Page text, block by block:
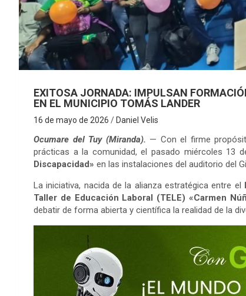
EXITOSA JORNADA: IMPULSAN
EN EL MUNICIPIO TOMÁS LANDER
16 de mayo de 2026 Daniel Velis
Ocumare del Tuy (Miranda). — Con el firme
prácticas a la comunidad, el pasado miércoles
Discapacidad» en las instalaciones del auditorio del
La iniciativa, nacida de la alianza estratégica entre el
Taller de Educación Laboral (TELE) «Carmen
debatir de forma abierta y científica la realidad de la